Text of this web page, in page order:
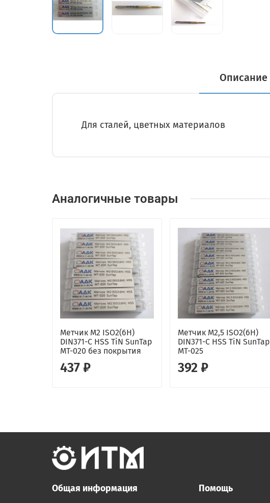
Описание
Для сталей, цветных материалов
Аналогичные товары
Метчик M2 ISO2(6H)
DIN371-C HSS TiN SunTap
MT-020 без покрытия
437 ₽
Метчик M2,5 ISO2(6H)
DIN371-C HSS TiN SunTap
MT-025
392 ₽
Общая информация Помощь